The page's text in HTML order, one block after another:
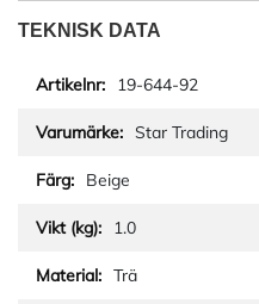
TEKNISK DATA
19-644-92
Star Trading
Beige
1.0
Trä